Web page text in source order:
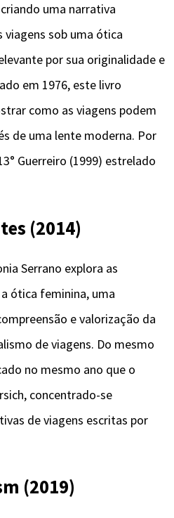
uma narrativa
viagens sob uma ótica
por sua originalidade e
em 1976, este livro
como as viagens podem
de uma lente moderna. Por
Guerreiro (1999) estrelado
(2014)
Serrano explora as
ótica feminina, uma
e valorização da
de viagens. Do mesmo
no mesmo ano que o
concentrado-se
de viagens escritas por
(2019)